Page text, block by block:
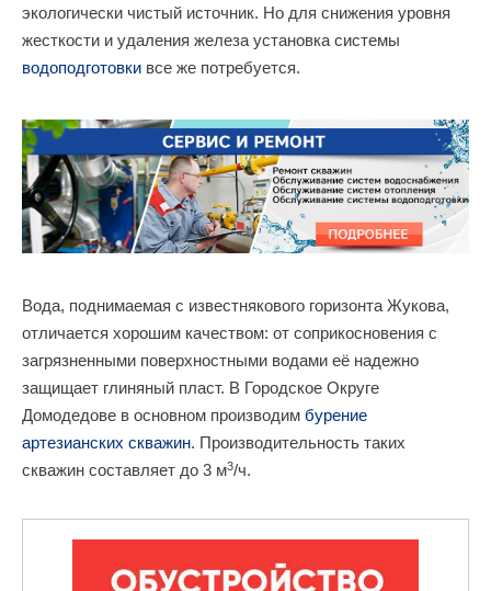
экологически чистый источник. Но для снижения уровня
жесткости и удаления железа установка системы
водоподготовки все же потребуется.
Вода, поднимаемая с известнякового горизонта Жукова,
отличается хорошим качеством: от соприкосновения с
загрязненными поверхностными водами её надежно
защищает глиняный пласт. В Городское Округе
Домодедове в основном производим бурение
артезианских скважин. Производительность таких
скважин составляет до 3 м3/ч.